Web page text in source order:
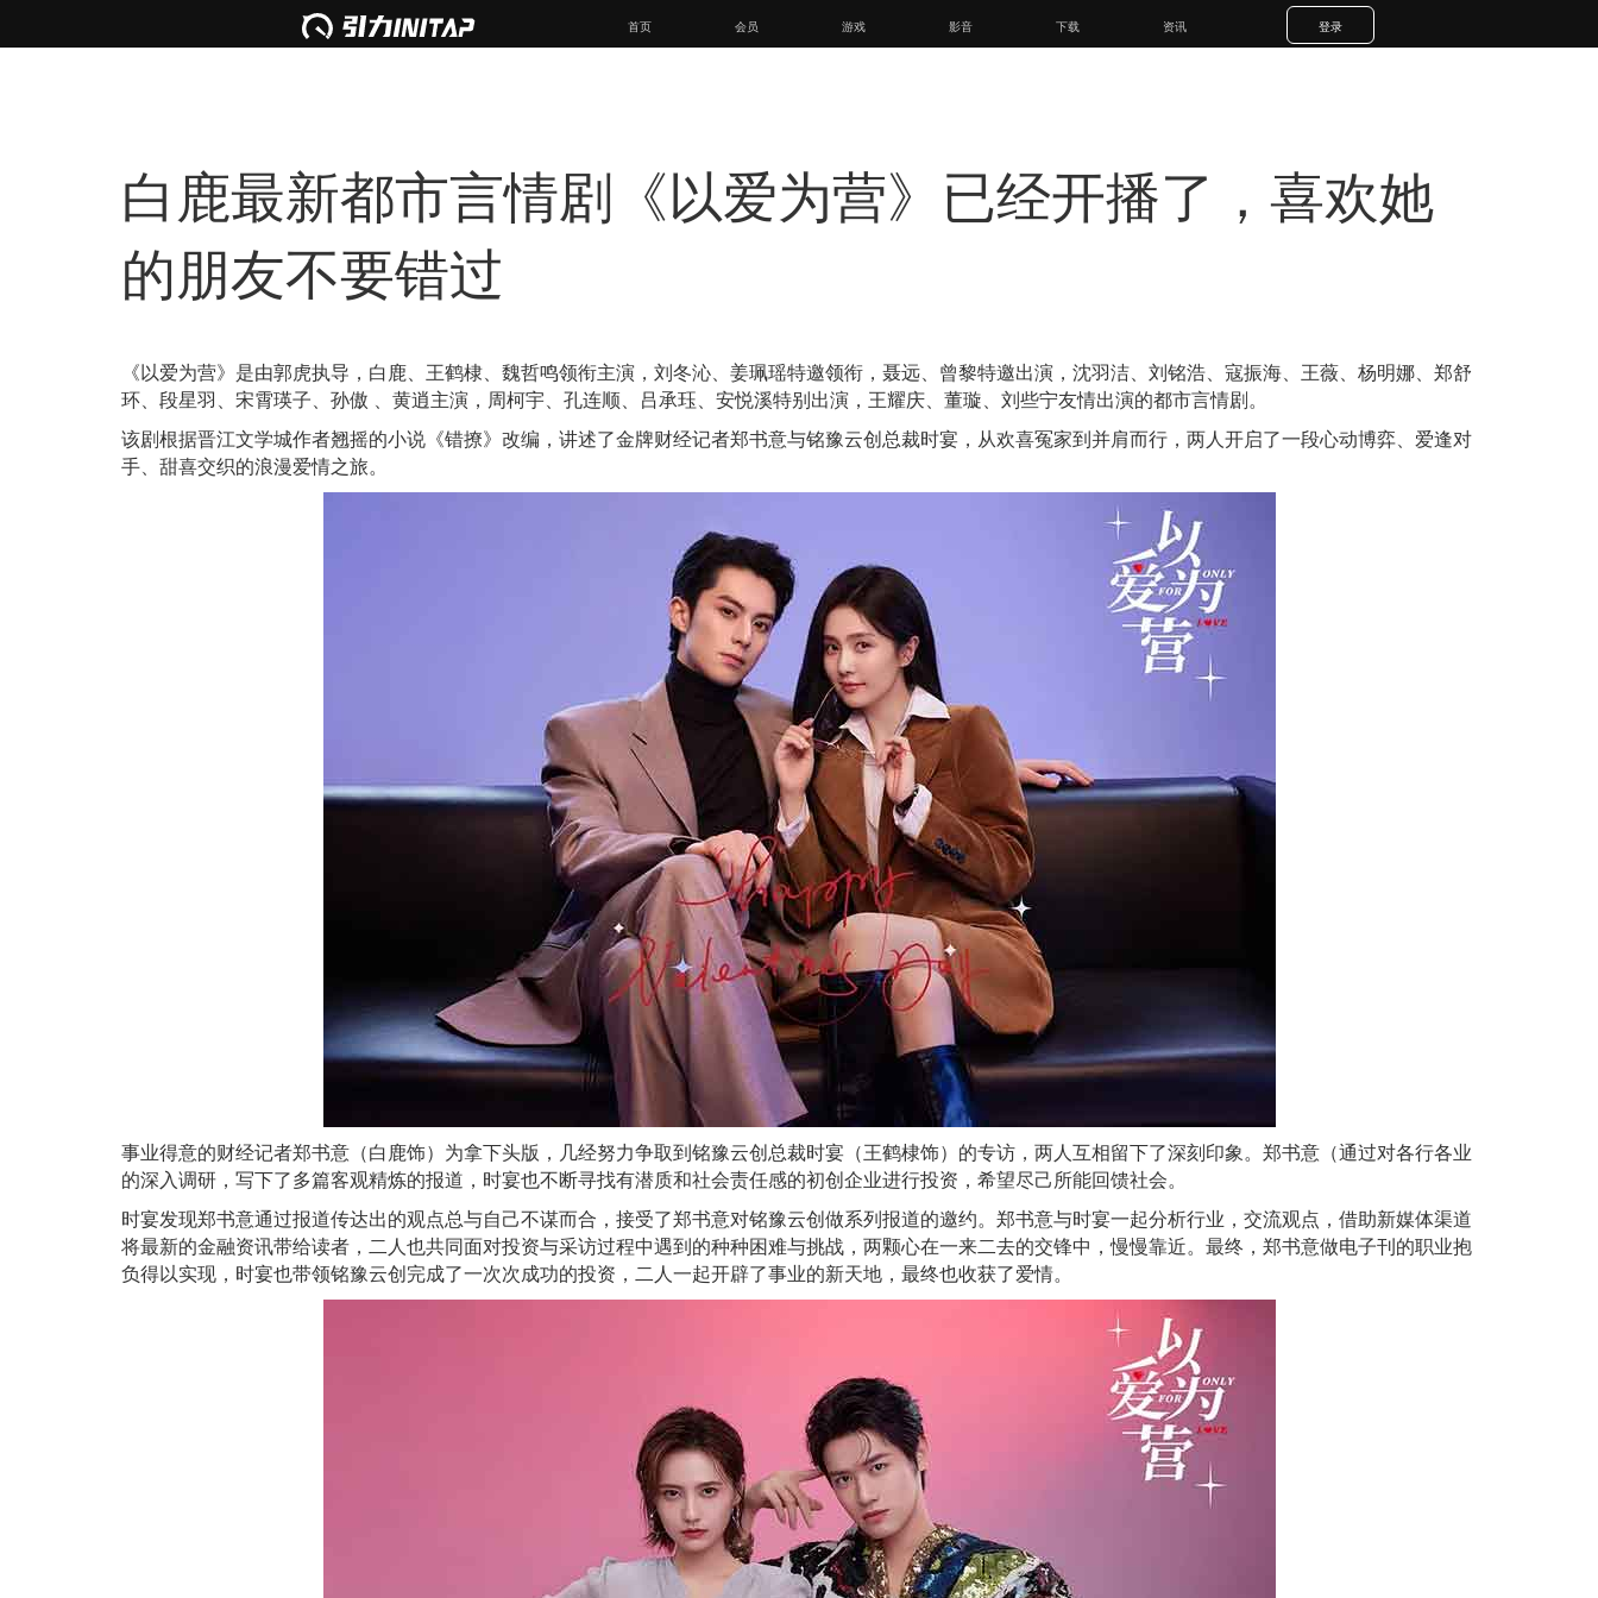
首页 会员 游戏 影音 下载 资讯 登录
白鹿最新都市言情剧《以爱为营》已经开播了，喜欢她
的朋友不要错过
《以爱为营》是由郭虎执导，白鹿、王鹤棣、魏哲鸣领衔主演，刘冬沁、姜珮瑶特邀领衔，聂远、曾黎特邀出演，沈羽洁、刘铭浩、寇振海、王薇、杨明娜、郑舒
环、段星羽、宋霄瑛子、孙傲 、黄逍主演，周柯宇、孔连顺、吕承珏、安悦溪特别出演，王耀庆、董璇、刘些宁友情出演的都市言情剧。
该剧根据晋江文学城作者翘摇的小说《错撩》改编，讲述了金牌财经记者郑书意与铭豫云创总裁时宴，从欢喜冤家到并肩而行，两人开启了一段心动博弈、爱逢对
手、甜喜交织的浪漫爱情之旅。
事业得意的财经记者郑书意（白鹿饰）为拿下头版，几经努力争取到铭豫云创总裁时宴（王鹤棣饰）的专访，两人互相留下了深刻印象。郑书意（通过对各行各业
的深入调研，写下了多篇客观精炼的报道，时宴也不断寻找有潜质和社会责任感的初创企业进行投资，希望尽己所能回馈社会。
时宴发现郑书意通过报道传达出的观点总与自己不谋而合，接受了郑书意对铭豫云创做系列报道的邀约。郑书意与时宴一起分析行业，交流观点，借助新媒体渠道
将最新的金融资讯带给读者，二人也共同面对投资与采访过程中遇到的种种困难与挑战，两颗心在一来二去的交锋中，慢慢靠近。最终，郑书意做电子刊的职业抱
负得以实现，时宴也带领铭豫云创完成了一次次成功的投资，二人一起开辟了事业的新天地，最终也收获了爱情。